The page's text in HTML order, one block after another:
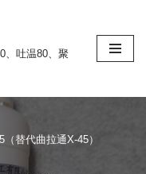
、吐温80、聚
替代曲拉通X-45）